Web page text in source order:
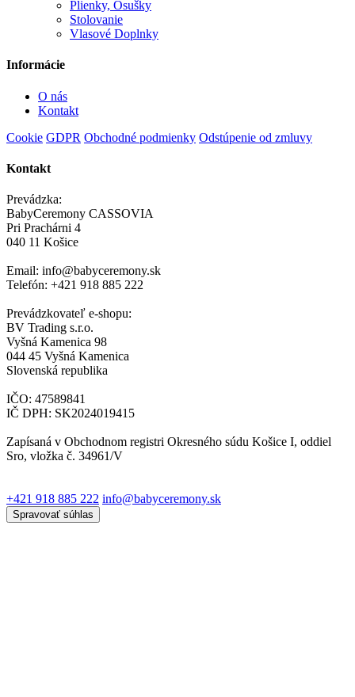
Plienky, Osušky
Stolovanie
Vlasové Doplnky
Informácie
O nás
Kontakt
Cookie GDPR Obchodné podmienky Odstúpenie od zmluvy
Kontakt
Prevádzka:
BabyCeremony CASSOVIA
Pri Prachárni 4
040 11 Košice
Email: info@babyceremony.sk
Telefón: +421 918 885 222
Prevádzkovateľ e-shopu:
BV Trading s.r.o.
Vyšná Kamenica 98
044 45 Vyšná Kamenica
Slovenská republika
IČO: 47589841
IČ DPH: SK2024019415
Zapísaná v Obchodnom registri Okresného súdu Košice I, oddiel
Sro, vložka č. 34961/V
+421 918 885 222 info@babyceremony.sk
Spravovať súhlas